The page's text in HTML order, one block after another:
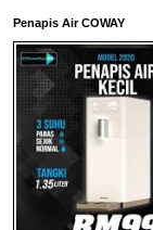
Penapis Air COWAY